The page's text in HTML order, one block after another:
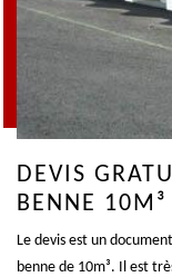
DEVIS
BENNE 10M³
Le devis est un
benne de 10m³. Il est